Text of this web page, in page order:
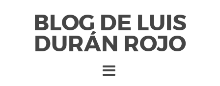
BLOG DE LUIS
DURÁN ROJO